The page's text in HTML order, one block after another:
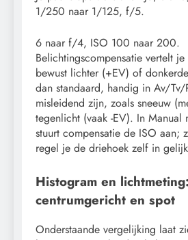
1/250 naar 1/125, f/5.
6 naar f/4, ISO 100 naar 200.
Belichtingscompensatie vertelt
bewust lichter (+EV) of
dan standaard, handig in Av/Tv/
misleidend zijn, zoals sneeuw
tegenlicht (vaak -EV). In Manual
stuurt compensatie de ISO aan;
regel je de driehoek zelf in
Histogram en
centrumgericht en spot
Onderstaande vergelijking laat